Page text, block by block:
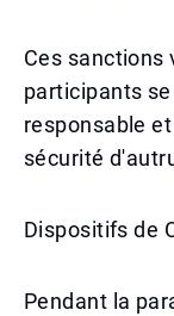
Ces sanctions
participants
responsable
sécurité
Dispositifs de
Pendant la